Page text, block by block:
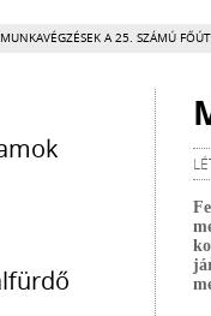
MUNKAVÉGZÉSEK A 25. SZÁMÚ